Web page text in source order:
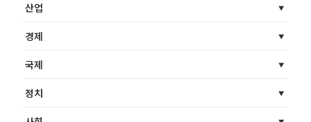
산업
경제
국제
정치